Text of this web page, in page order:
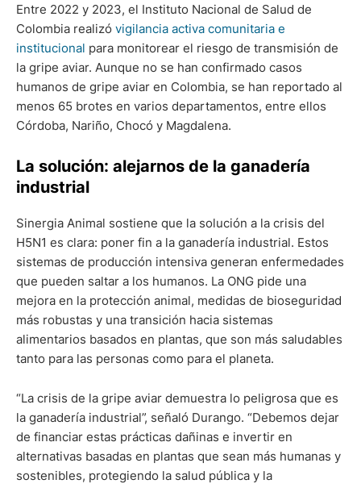
Entre 2022 y 2023, el Instituto Nacional de Salud de
Colombia realizó vigilancia activa comunitaria e
institucional para monitorear el riesgo de transmisión de
la gripe aviar. Aunque no se han confirmado casos
humanos de gripe aviar en Colombia, se han reportado al
menos 65 brotes en varios departamentos, entre ellos
Córdoba, Nariño, Chocó y Magdalena.
La solución: alejarnos de la ganadería
industrial
Sinergia Animal sostiene que la solución a la crisis del
H5N1 es clara: poner fin a la ganadería industrial. Estos
sistemas de producción intensiva generan enfermedades
que pueden saltar a los humanos. La ONG pide una
mejora en la protección animal, medidas de bioseguridad
más robustas y una transición hacia sistemas
alimentarios basados en plantas, que son más saludables
tanto para las personas como para el planeta.
“La crisis de la gripe aviar demuestra lo peligrosa que es
la ganadería industrial”, señaló Durango. “Debemos dejar
de financiar estas prácticas dañinas e invertir en
alternativas basadas en plantas que sean más humanas y
sostenibles, protegiendo la salud pública y la